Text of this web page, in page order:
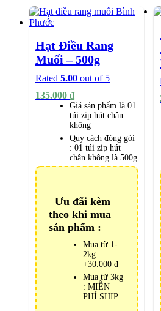
Hạt Điều Rang
Muối – 500g
Rated 5.00 out of 5
135.000 ₫
Giá sản phẩm là 01
túi zip hút chân
không
Quy cách đóng gói
: 01 túi zip hút
chân không là 500g
Ưu đãi kèm
theo khi mua
sản phẩm :
Mua từ 1-
2kg :
+30.000 đ
Mua từ 3kg
: MIỄN
PHÍ SHIP